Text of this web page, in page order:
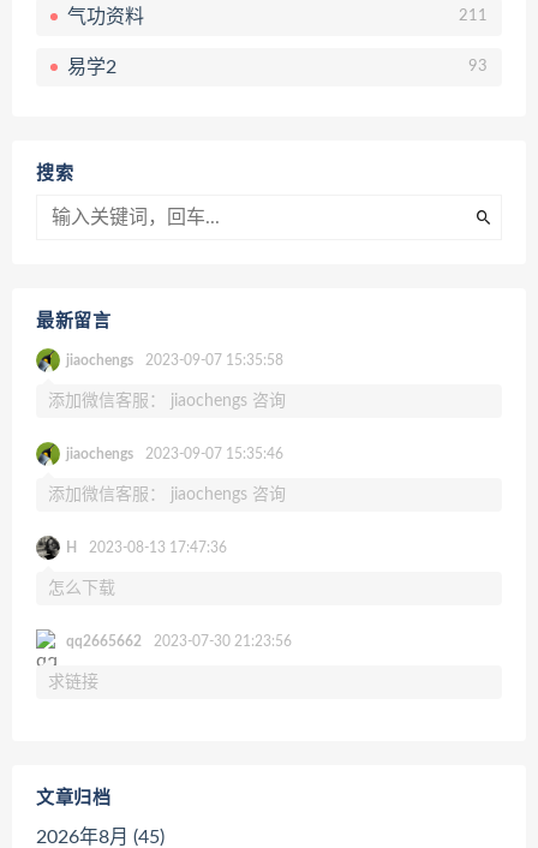
气功资料 211
易学2 93
搜索
最新留言
jiaochengs 2023-09-07 15:35:58
添加微信客服： jiaochengs 咨询
jiaochengs 2023-09-07 15:35:46
添加微信客服： jiaochengs 咨询
H 2023-08-13 17:47:36
怎么下载
qq2665662 2023-07-30 21:23:56
求链接
文章归档
2026年8月 (45)